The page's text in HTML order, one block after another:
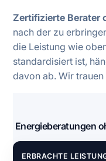
Zertifizierte Berater
nach der zu
die Leistung wie
standardisiert ist,
davon ab. Wir
Energieberatungen
ERBRACHTE